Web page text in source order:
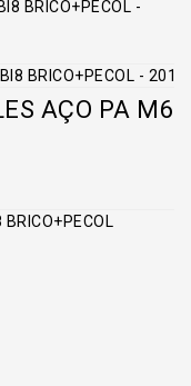
AÇO PA M6